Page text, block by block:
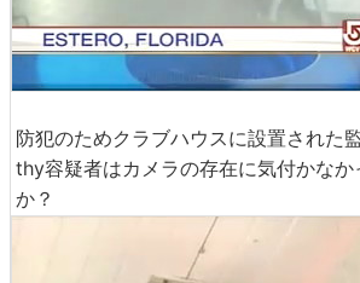
防犯のためクラブハウスに設置された
thy容疑者はカメラの存在に気付かなか
か？